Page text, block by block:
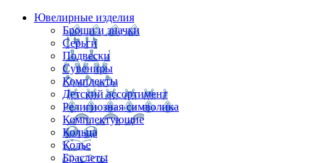
Ювелирные изделия
Броши и значки
Серьги
Подвески
Сувениры
Комплекты
Детский ассортимент
Религиозная символика
Комплектующие
Кольца
Колье
Браслеты